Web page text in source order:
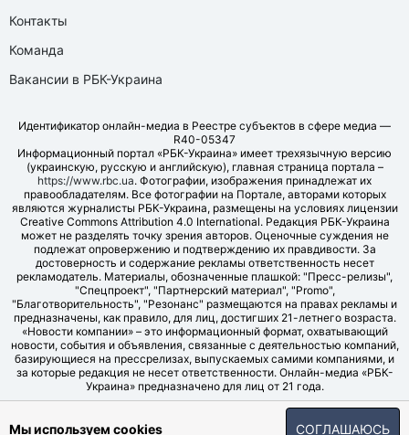
Контакты
Команда
Вакансии в РБК-Украина
Идентификатор онлайн-медиа в Реестре субъектов в сфере медиа —
R40-05347
Информационный портал «РБК-Украина» имеет трехязычную версию
(украинскую, русскую и английскую), главная страница портала –
https://www.rbc.ua. Фотографии, изображения принадлежат их
правообладателям. Все фотографии на Портале, авторами которых
являются журналисты РБК-Украина, размещены на условиях лицензии
Creative Commons Attribution 4.0 International. Редакция РБК-Украина
может не разделять точку зрения авторов. Оценочные суждения не
подлежат опровержению и подтверждению их правдивости. За
достоверность и содержание рекламы ответственность несет
рекламодатель. Материалы, обозначенные плашкой: "Пресс-релизы",
"Спецпроект", "Партнерский материал", "Promo",
"Благотворительность", "Резонанс" размещаются на правах рекламы и
предназначены, как правило, для лиц, достигших 21-летнего возраста.
«Новости компании» – это информационный формат, охватывающий
новости, события и объявления, связанные с деятельностью компаний,
базирующиеся на прессрелизах, выпускаемых самими компаниями, и
за которые редакция не несет ответственности. Онлайн-медиа «РБК-
Украина» предназначено для лиц от 21 года.
© LLC "UBT MEDIA", 2006-2026.
Мы используем cookies СОГЛАШАЮСЬ